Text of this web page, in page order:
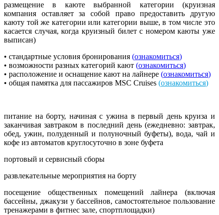
размещение в каюте выбранной категории (круизная
компания оставляет за собой право предоставить другую
каюту той же категории или категории выше, в том числе это
касается случая, когда круизный билет с номером каюты уже
выписан)
• стандартные условия бронирования (ознакомиться)
• возможности разных категорий кают (ознакомиться)
• расположение и оснащение кают на лайнере (ознакомиться)
• общая памятка для пассажиров MSC Cruises (ознакомиться)
питание на борту, начиная с ужина в первый день круиза и
заканчивая завтраком в последний день (ежедневно: завтрак,
обед, ужин, полуденный и полуночный буфеты), вода, чай и
кофе из автоматов круглосуточно в зоне буфета
портовый и сервисный сборы
развлекательные мероприятия на борту
посещение общественных помещений лайнера (включая
бассейны, джакузи у бассейнов, самостоятельное пользование
тренажерами в фитнес зале, спортплощадки)